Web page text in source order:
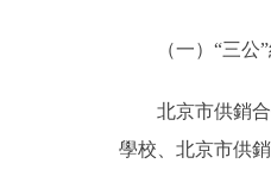
（一）“三公”
北京市供銷合
學校、北京市供